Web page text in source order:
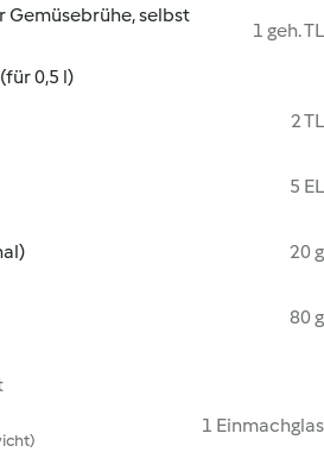
Gemüsebrühe, selbst
1 geh. TL
0,5 l)
2 TL
5 EL
20 g
80 g
1 Einmachglas